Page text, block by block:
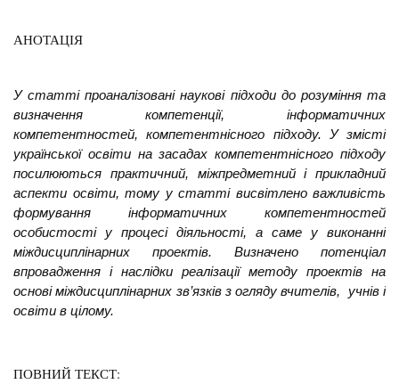
АНОТАЦІЯ
У статті проаналізовані наукові підходи до розуміння та
визначення компетенції, інформатичних
компетентностей, компетентнісного підходу. У змісті
української освіти на засадах компетентнісного підходу
посилюються практичний, міжпредметний і прикладний
аспекти освіти, тому у статті висвітлено важливість
формування інформатичних компетентностей
особистості у процесі діяльності, а саме у виконанні
міждисциплінарних проектів. Визначено потенціал
впровадження і наслідки реалізації методу проектів на
основі міждисциплінарних зв’язків з огляду вчителів, учнів і
освіти в цілому.
ПОВНИЙ ТЕКСТ: